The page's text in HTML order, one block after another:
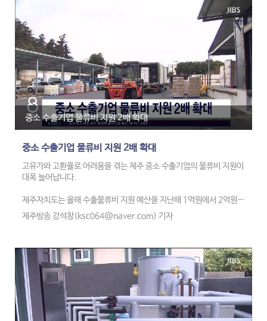
4·3 기록물 보존은 물론 전시와 교육, 연구 기능도 함께 수행합니다.
제주자치도는 용역 결과를 토대로 실시설계를 마친 뒤 2030년까지 기
록관을 준공할 방침입니다.
중소 수출기업 물류비 지원 2배 확대
중소 수출기업 물류비 지원 2배 확대
고유가와 고환율로 어려움을 겪는 제주 중소 수출기업의 물류비 지원이
대폭 늘어납니다.
제주자치도는 올해 수출물류비 지원 예산을 지난해 1억원에서 2억원으
로 두 배 늘리고, 기업당 지원 한도도 초보 기업 600만원, 성장 기업
800만원, 선도 기업 1000만원으로 상향했다고 밝혔습니다.
지원을 원하는 기업은 제주전자무역지원시스템에서 수출역량 자가진
단을 받은 뒤 서류를 제출하면 됩니다.
제주방송 강석창(ksc064@naver.com) 기자